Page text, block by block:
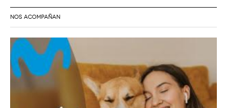
NOS ACOMPAÑAN